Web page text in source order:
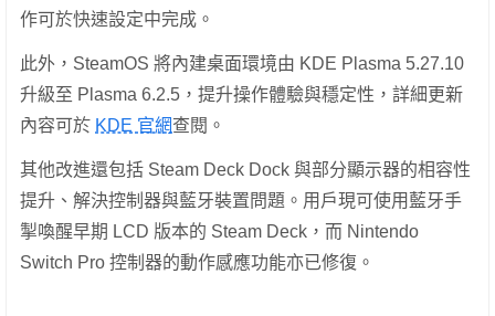
作可於快速設定中完成。
此外，SteamOS 將內建桌面環境由 KDE Plasma 5.27.10
升級至 Plasma 6.2.5，提升操作體驗與穩定性，詳細更新
內容可於 KDE 官網查閱。
其他改進還包括 Steam Deck Dock 與部分顯示器的相容性
提升、解決控制器與藍牙裝置問題。用戶現可使用藍牙手
掣喚醒早期 LCD 版本的 Steam Deck，而 Nintendo
Switch Pro 控制器的動作感應功能亦已修復。